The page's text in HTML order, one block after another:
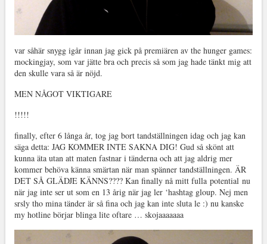
var såhär snygg igår innan jag gick på premiären av the hunger games:
mockingjay, som var jätte bra och precis så som jag hade tänkt mig att
den skulle vara så är nöjd.
MEN NÅGOT VIKTIGARE
!!!!!
finally, efter 6 långa år, tog jag bort tandställningen idag och jag kan
säga detta: JAG KOMMER INTE SAKNA DIG! Gud så skönt att
kunna äta utan att maten fastnar i tänderna och att jag aldrig mer
kommer behöva känna smärtan när man spänner tandställningen. ÄR
DET SÅ GLÄDJE KÄNNS???? Kan finally nå mitt fulla potential nu
när jag inte ser ut som en 13 årig när jag ler ‘hashtag gloup. Nej men
srsly tho mina tänder är så fina och jag kan inte sluta le :) nu kanske
my hotline börjar blinga lite oftare … skojaaaaaaa